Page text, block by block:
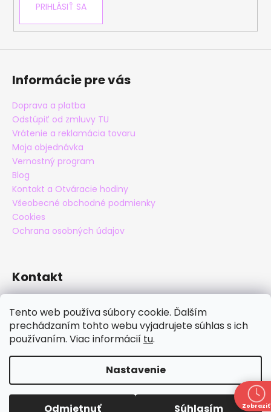
Tento web používa súbory cookie. Ďalším
prechádzaním tohto webu vyjadrujete súhlas s ich
používaním. Viac informácií tu.
Nastavenie
Odmietnuť Súhlasím
Zľava 30% zľava na nezľavnený tovar okrem papúč s
PRIHLÁSIŤ SA
Informácie pre vás
Doprava a platba
Odstúpiť od zmluvy TU
Vrátenie a reklamácia tovaru
Moja objednávka
Vernostný program
Blog
Kontakt a Otváracie hodiny
Všeobecné obchodné podmienky
Cookies
Ochrana osobných údajov
Kontakt
+421 905 838 706
maxatko
maxatko_barefoot
Copyright 2026Maxatko. Všetky práva vyhradené.
Upraviť nastavenie cookies
Zobraziť